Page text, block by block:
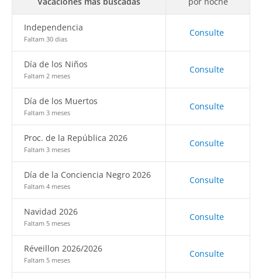
Independencia
Faltam 30 dias
Consulte
Día de los Niños
Faltam 2 meses
Consulte
Día de los Muertos
Faltam 3 meses
Consulte
Proc. de la República 2026
Faltam 3 meses
Consulte
Día de la Conciencia Negro 2026
Faltam 4 meses
Consulte
Navidad 2026
Faltam 5 meses
Consulte
Réveillon 2026/2026
Faltam 5 meses
Consulte